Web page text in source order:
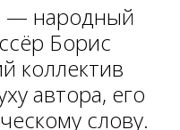
— народный
Борис
коллектив
автора, его
слову.